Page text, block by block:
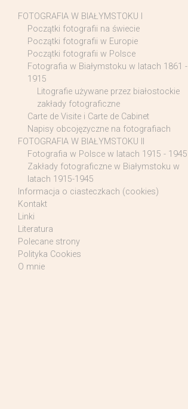
FOTOGRAFIA W BIAŁYMSTOKU I
Początki fotografii na świecie
Początki fotografii w Europie
Początki fotografii w Polsce
Fotografia w Białymstoku w latach 1861 -
1915
Litografie używane przez białostockie
zakłady fotograficzne
Carte de Visite i Carte de Cabinet
Napisy obcojęzyczne na fotografiach
FOTOGRAFIA W BIAŁYMSTOKU II
Fotografia w Polsce w latach 1915 - 1945
Zakłady fotograficzne w Białymstoku w
latach 1915-1945
Informacja o ciasteczkach (cookies)
Kontakt
Linki
Literatura
Polecane strony
Polityka Cookies
O mnie